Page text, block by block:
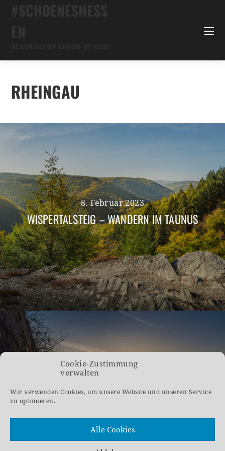
Cookie-Zustimmung
verwalten
Wir verwenden Cookies, um unsere Website und unseren Service
zu optimieren.
Alle Cookies
RHEINGAU
8. Februar 2023
WISPERTALSTEIG – WANDERN IM TAUNUS
NIEDERWALDDENKMAL UND OSTEIN’SCHER
LANDSCHAFTSPARK